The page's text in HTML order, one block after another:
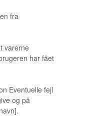
fra
varerne
har fået
Eventuelle fejl
og på